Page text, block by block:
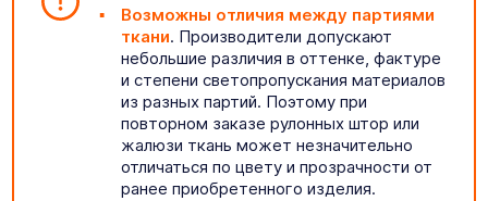
Возможны отличия между партиями
ткани. Производители допускают
небольшие различия в оттенке, фактуре
и степени светопропускания материалов
из разных партий. Поэтому при
повторном заказе рулонных штор или
жалюзи ткань может незначительно
отличаться по цвету и прозрачности от
ранее приобретенного изделия.